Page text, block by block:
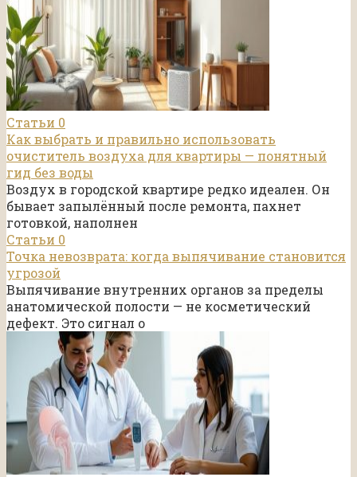
Статьи 0
Как выбрать и правильно использовать
очиститель воздуха для квартиры — понятный
гид без воды
Воздух в городской квартире редко идеален. Он
бывает запылённый после ремонта, пахнет
готовкой, наполнен
Статьи 0
Точка невозврата: когда выпячивание становится
угрозой
Выпячивание внутренних органов за пределы
анатомической полости — не косметический
дефект. Это сигнал о